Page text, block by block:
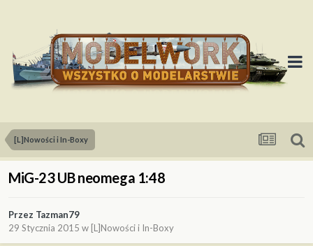
[L]Nowości i In-Boxy
MiG-23 UB neomega 1:48
Przez Tazman79
29 Stycznia 2015 w [L]Nowości i In-Boxy